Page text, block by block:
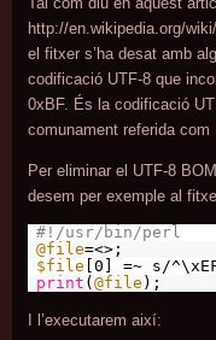
http://en.wikipedia.org/
el fitxer s’ha desat amb
codificació UTF-8 que
0xBF. És la codificació
comunament referida com
Per eliminar el UTF-8
desem per exemple al
#!/usr/bin/perl
@file=<>;
$file [0] =~ s/
print ( @file );
I l’executarem així: